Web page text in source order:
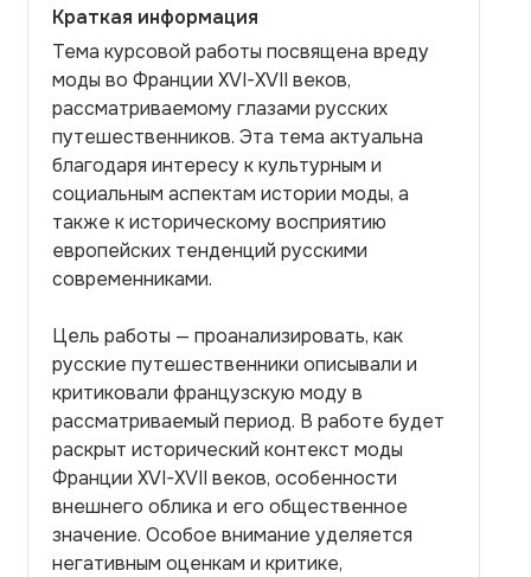
Краткая информация
Тема курсовой работы посвящена вреду
моды во Франции XVI-XVII веков,
рассматриваемому глазами русских
путешественников. Эта тема актуальна
благодаря интересу к культурным и
социальным аспектам истории моды, а
также к историческому восприятию
европейских тенденций русскими
современниками.
Цель работы — проанализировать, как
русские путешественники описывали и
критиковали французскую моду в
рассматриваемый период. В работе будет
раскрыт исторический контекст моды
Франции XVI-XVII веков, особенности
внешнего облика и его общественное
значение. Особое внимание уделяется
негативным оценкам и критике,